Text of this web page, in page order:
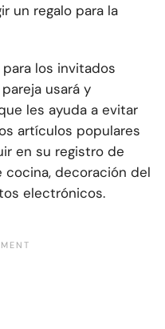
un regalo para la
los invitados
usará y
les ayuda a evitar
artículos populares
en su registro de
decoración del
electrónicos.